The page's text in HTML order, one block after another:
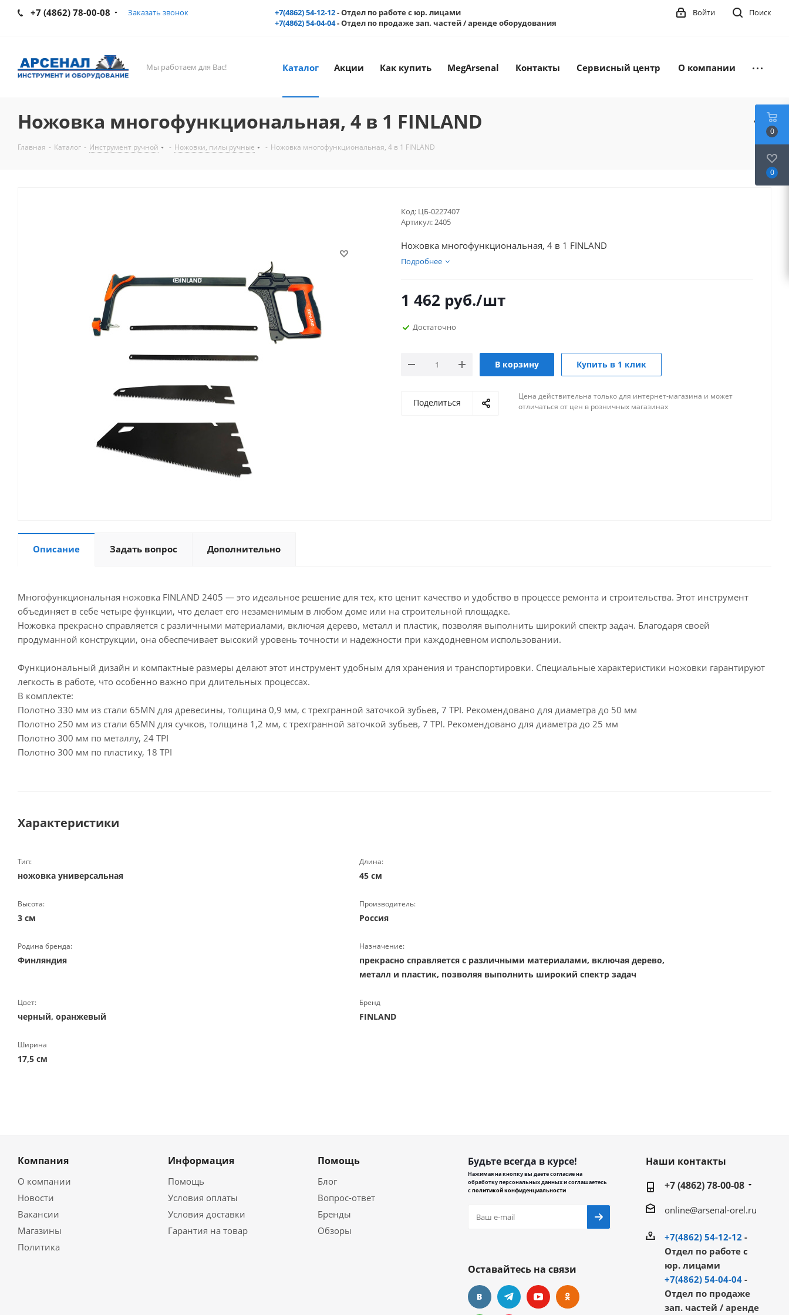
+7 (4862) 78-00-08 Заказать звонок +7(4862) 54-12-12- Отдел по работе с юр. лицами
+7(4862) 54-04-04- Отдел по продаже зап. частей / аренде оборудования
Поиск
Войти
Мы работаем для Вас! Каталог Акции Как купить MegArsenal Контакты Сервисный центр О компании
Ножовка многофункциональная, 4 в 1 FINLAND
Главная - Каталог - Инструмент ручной - Ножовки, пилы ручные - Ножовка многофункциональная, 4 в 1 FINLAND
Код: ЦБ-0227407
Артикул:2405
Ножовка многофункциональная, 4 в 1 FINLAND
Подробнее
1 462 руб./шт
Достаточно
В корзину Купить в 1 клик
Поделиться
Цена действительна только для интернет-магазина и может
отличаться от цен в розничных магазинах
Описание Задать вопрос Дополнительно
Многофункциональная ножовка FINLAND 2405 — это идеальное решение для тех, кто ценит качество и удобство в процессе ремонта и строительства. Этот инструмент
объединяет в себе четыре функции, что делает его незаменимым в любом доме или на строительной площадке.
Ножовка прекрасно справляется с различными материалами, включая дерево, металл и пластик, позволяя выполнить широкий спектр задач. Благодаря своей
продуманной конструкции, она обеспечивает высокий уровень точности и надежности при каждодневном использовании.
Функциональный дизайн и компактные размеры делают этот инструмент удобным для хранения и транспортировки. Специальные характеристики ножовки гарантируют
легкость в работе, что особенно важно при длительных процессах.
В комплекте:
Полотно 330 мм из стали 65MN для древесины, толщина 0,9 мм, с трехгранной заточкой зубьев, 7 TPI. Рекомендовано для диаметра до 50 мм
Полотно 250 мм из стали 65MN для сучков, толщина 1,2 мм, с трехгранной заточкой зубьев, 7 TPI. Рекомендовано для диаметра до 25 мм
Полотно 300 мм по металлу, 24 TPI
Полотно 300 мм по пластику, 18 TPI
Характеристики
Тип:
ножовка универсальная
Длина:
45 см
Высота:
3 см
Производитель:
Россия
Родина бренда:
Финляндия
Назначение:
прекрасно справляется с различными материалами, включая дерево,
металл и пластик, позволяя выполнить широкий спектр задач
Цвет:
черный, оранжевый
Бренд
FINLAND
Ширина
17,5 см
Компания
О компании
Новости
Вакансии
Магазины
Политика
Информация
Помощь
Условия оплаты
Условия доставки
Гарантия на товар
Помощь
Блог
Вопрос-ответ
Бренды
Обзоры
Будьте всегда в курсе!
Нажимая на кнопку вы даете согласие на
обработку персональных данных и соглашаетесь
сполитикой конфиденциальности
Оставайтесь на связи
Наши контакты
+7 (4862) 78-00-08
online@arsenal-orel.ru
+7(4862) 54-12-12 -
Отдел по работе с
юр. лицами
+7(4862) 54-04-04-
Отдел по продаже
зап. частей / аренде
0
0